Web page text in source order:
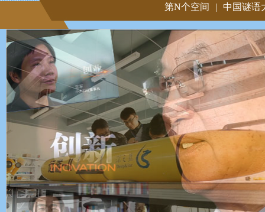
第N个空间 | 中国谜语